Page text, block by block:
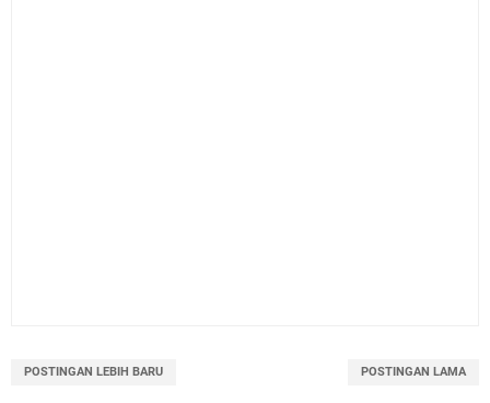
POSTINGAN LEBIH BARU POSTINGAN LAMA